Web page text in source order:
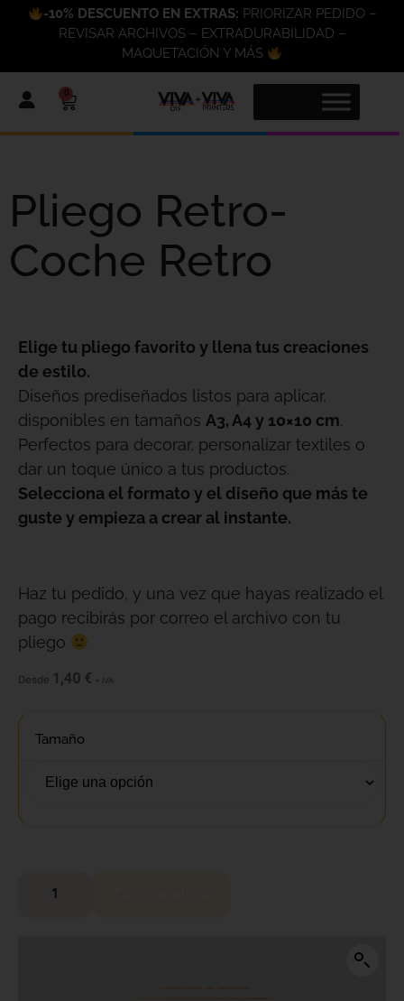
-10% DESCUENTO EN EXTRAS: PRIORIZAR PEDIDO –
REVISAR ARCHIVOS – EXTRADURABILIDAD –
MAQUETACIÓN Y MÁS
0
Pliego Retro-
Coche Retro
Elige tu pliego favorito y llena tus creaciones
de estilo.
Diseños prediseñados listos para aplicar,
disponibles en tamaños A3, A4 y 10×10 cm.
Perfectos para decorar, personalizar textiles o
dar un toque único a tus productos.
Selecciona el formato y el diseño que más te
guste y empieza a crear al instante.
Haz tu pedido, y una vez que hayas realizado el
pago recibirás por correo el archivo con tu
pliego
Desde 1,40 € + IVA
Tamaño